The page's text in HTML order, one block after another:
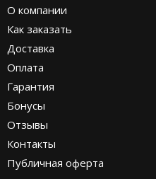
О компании
Как заказать
Доставка
Оплата
Гарантия
Бонусы
Отзывы
Контакты
Публичная оферта